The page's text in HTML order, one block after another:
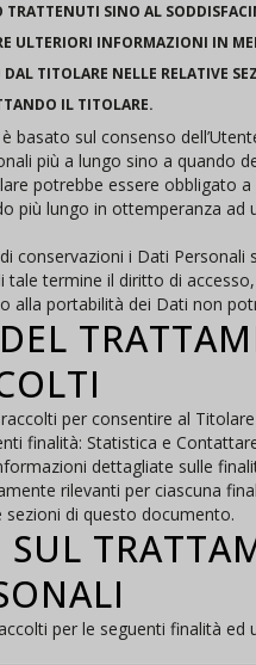
TRATTENUTI SINO AL
ULTERIORI INFORMAZIONI IN
TITOLARE NELLE RELATIVE
IL TITOLARE.
basato sul consenso
più a lungo sino a quando
potrebbe essere obbligato
più lungo in ottemperanza ad
conservazioni i Dati Personali
tale termine il diritto di
alla portabilità dei Dati non
per consentire al
finalità: Statistica e
dettagliate sulle
rilevanti per ciascuna
di questo documento.
SUL
per le seguenti finalità ed